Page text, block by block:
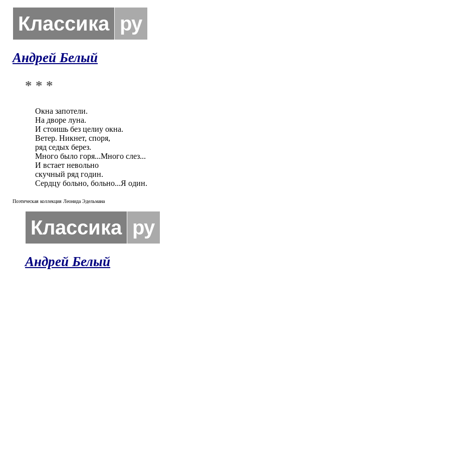
Классика ру
Андрей Белый
* * *
Окна запотели.
На дворе луна.
И стоишь без целиу окна.
Ветер. Никнет, споря,
ряд седых берез.
Много было горя...Много слез...
И встает невольно
скучный ряд годин.
Сердцу больно, больно...Я один.
Поэтическая коллекция Леонида Эдельмана
Классика ру
Андрей Белый